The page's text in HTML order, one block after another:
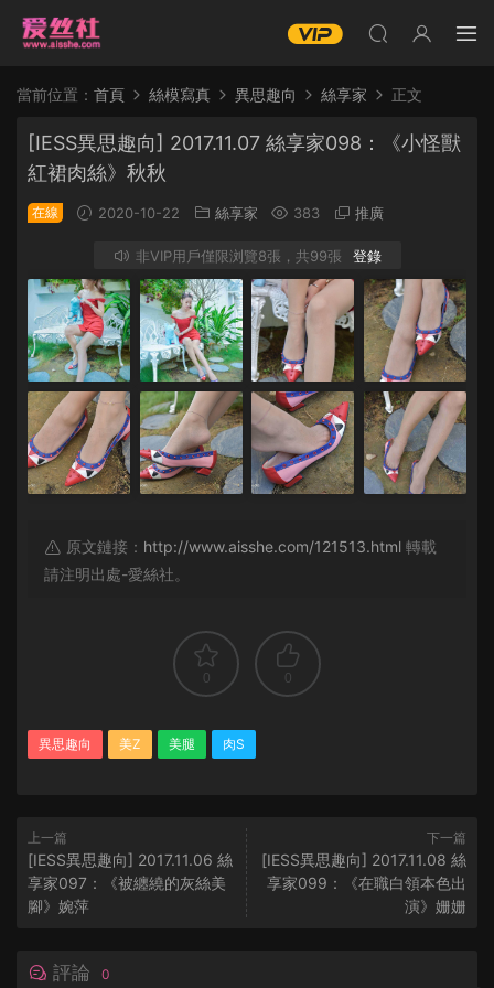
當前位置： 首頁 絲模寫真 異思趣向 絲享家 正文
[IESS異思趣向] 2017.11.07 絲享家098：《小怪獸
紅裙肉絲》秋秋
在線 2020-10-22 絲享家 383 推廣
非VIP用戶僅限浏覽8張，共99張 登錄
原文鏈接： http://www.aisshe.com/121513.html 轉載
請注明出處-愛絲社。
0 0
異思趣向 美Z 美腿 肉S
上一篇
[IESS異思趣向] 2017.11.06 絲
享家097：《被纏繞的灰絲美
腳》婉萍
下一篇
[IESS異思趣向] 2017.11.08 絲
享家099：《在職白領本色出
演》姗姗
評論 0